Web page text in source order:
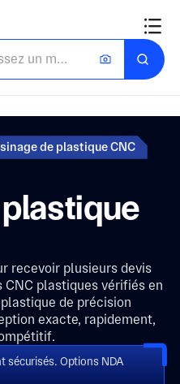
de plastique CNC
recevoir plusieurs devis
plastiques vérifiés en
de précision
exacte, rapidement,
sécurisés. Options NDA